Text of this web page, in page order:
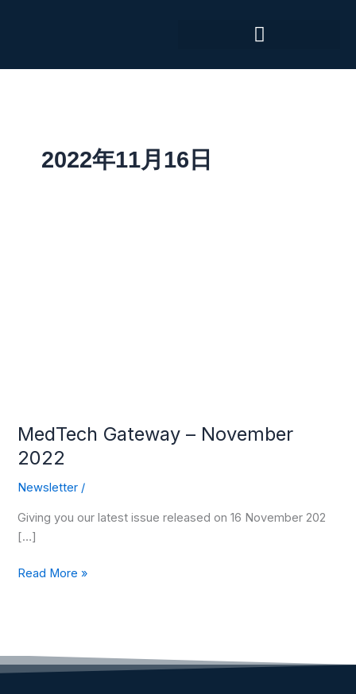
容
2022年11月16日
MedTech Gateway – November
2022
Newsletter /
Giving you our latest issue released on 16 November 202
[…]
Read More »